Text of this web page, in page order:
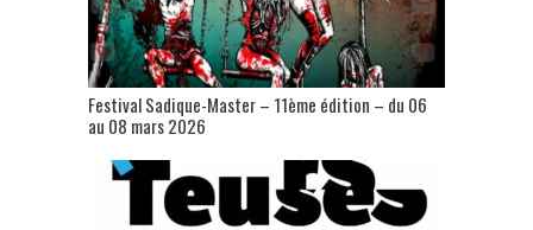
Festival Sadique-Master – 11ème édition – du 06
au 08 mars 2026